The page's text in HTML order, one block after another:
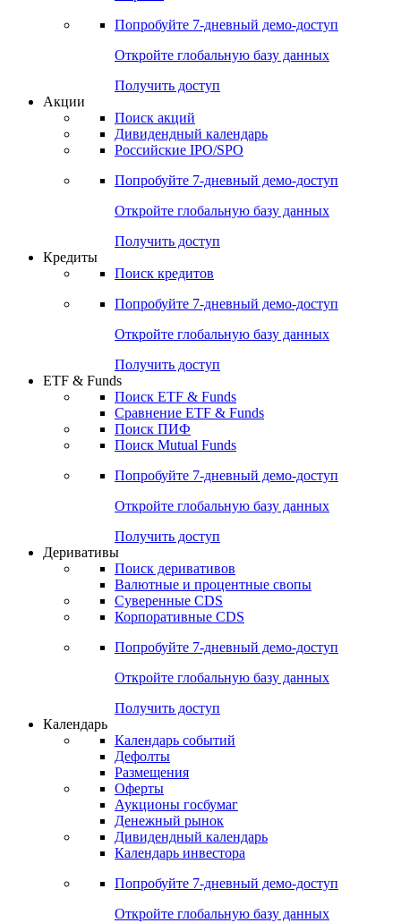
Cbonds Pages
Опросы
Попробуйте7-дневный
Откройте глобальную базу данных
Получить доступ
Поиск акций
Российские IPO/SPO
Попробуйте7-дневный
Откройте глобальную базу данных
Получить доступ
Поиск кредитов
Попробуйте7-дневный
Откройте глобальную базу данных
Получить доступ
ETF & Funds
Сравнение ETF & Funds
Поиск Mutual Funds
Попробуйте7-дневный
Откройте глобальную базу данных
Получить доступ
Деривативы
Валютные и процентные свопы
Корпоративные CDS
Попробуйте7-дневный
Откройте глобальную базу данных
Получить доступ
Календарь
Календарь событий
Дефолты
Размещения
Оферты
Денежный рынок
Календарь инвестора